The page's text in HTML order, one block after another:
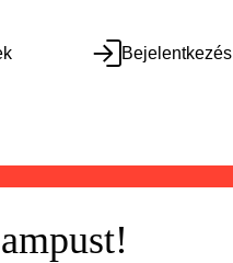
Bejelentkezés